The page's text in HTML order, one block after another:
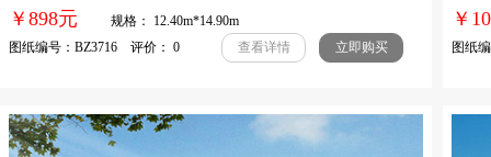
￥898元
规格： 12.40m*14.90m
图纸编号：BZ3716 评价： 0
查看详情 立即购买
￥
图纸编